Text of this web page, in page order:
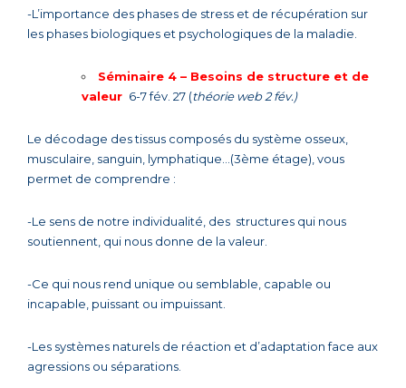
-L’importance des phases de stress et de récupération sur
les phases biologiques et psychologiques de la maladie.
Séminaire 4 – Besoins de structure et de
valeur 6-7 fév. 27 (théorie web 2 fév.)
Le décodage des tissus composés du système osseux,
musculaire, sanguin, lymphatique…(3ème étage), vous
permet de comprendre :
-Le sens de notre individualité, des structures qui nous
soutiennent, qui nous donne de la valeur.
-Ce qui nous rend unique ou semblable, capable ou
incapable, puissant ou impuissant.
-Les systèmes naturels de réaction et d’adaptation face aux
agressions ou séparations.